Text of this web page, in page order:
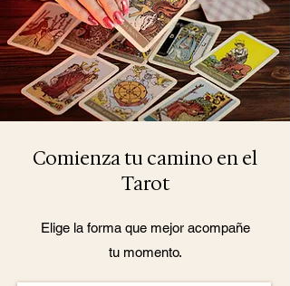
Comienza tu camino en el
Tarot
Elige la forma que mejor acompañe
tu momento.